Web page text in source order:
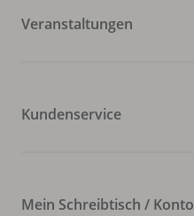
Veranstaltungen
Kundenservice
Mein Schreibtisch / Konto